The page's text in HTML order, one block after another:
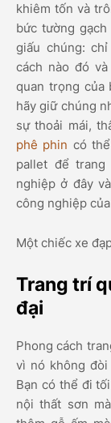
khiêm tốn và
bức tường
giấu chúng:
cách nào đó
quan trọng của
hãy giữ chúng
sự thoải mái,
phê phin có
pallet để
nghiệp ở đây
công nghiệp
Một chiếc xe
Trang trí
đại
Phong cách
vì nó không
Bạn có thể đi
nội thất sơn